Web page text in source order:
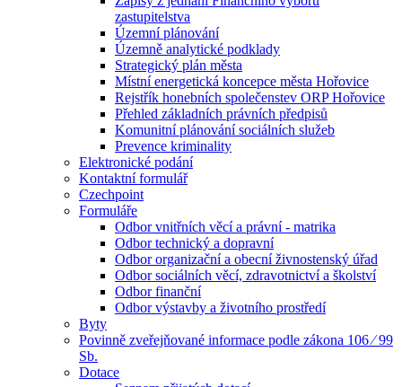
zastupitelstva
Územní plánování
Územně analytické podklady
Strategický plán města
Místní energetická koncepce města Hořovice
Rejstřík honebních společenstev ORP Hořovice
Přehled základních právních předpisů
Komunitní plánování sociálních služeb
Prevence kriminality
Elektronické podání
Kontaktní formulář
Czechpoint
Formuláře
Odbor vnitřních věcí a právní - matrika
Odbor technický a dopravní
Odbor organizační a obecní živnostenský úřad
Odbor sociálních věcí, zdravotnictví a školství
Odbor finanční
Odbor výstavby a životního prostředí
Byty
Povinně zveřejňované informace podle zákona 106 ⁄ 99
Sb.
Dotace